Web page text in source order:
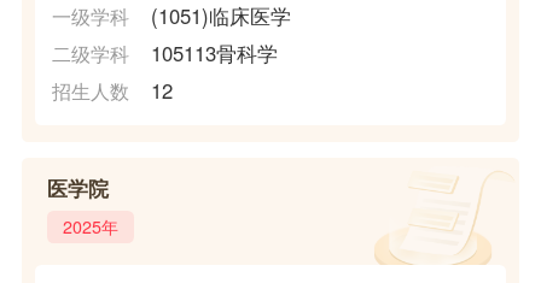
一级学科 (1051)临床医学
二级学科 105113骨科学
招生人数 12
医学院
2025年